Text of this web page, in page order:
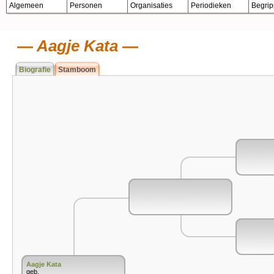
Algemeen Personen Organisaties Periodieken
Aagje Kata
Biografie Stamboom
Aagje Kata
geb.